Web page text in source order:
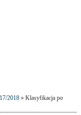
2018» Klasyfikacja po